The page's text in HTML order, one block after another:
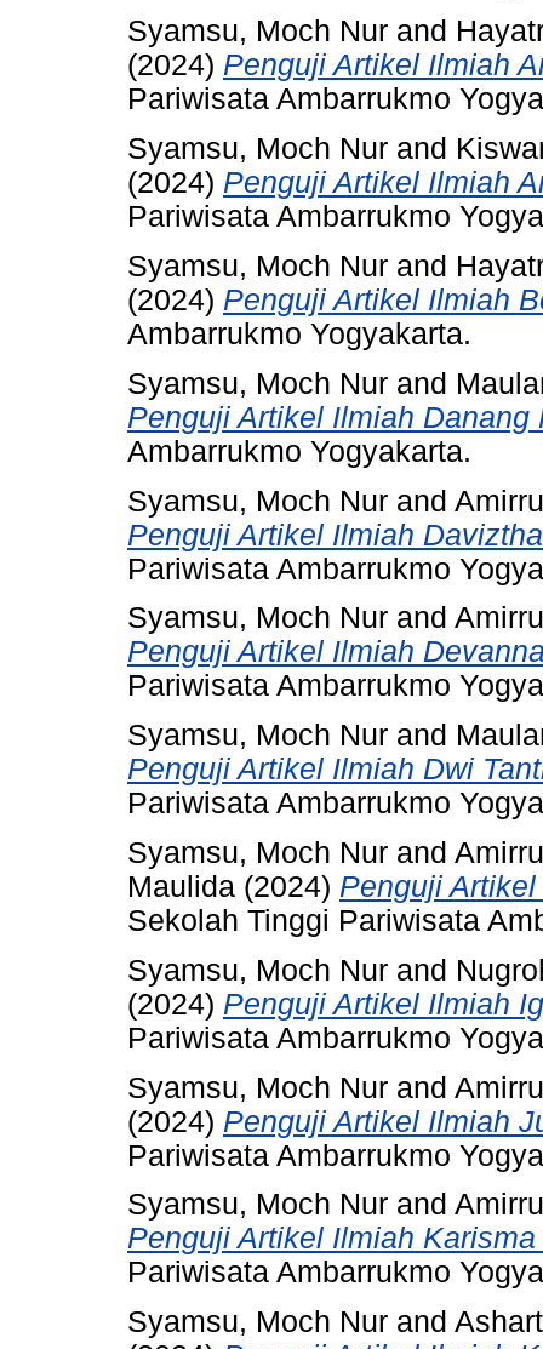
Syamsu, Moch Nur and
(2024) Penguji Artikel Ilmiah
Pariwisata Ambarrukmo
Syamsu, Moch Nur and
(2024) Penguji Artikel Ilmiah
Pariwisata Ambarrukmo
Syamsu, Moch Nur and
(2024) Penguji Artikel Ilmiah
Ambarrukmo Yogyakarta.
Syamsu, Moch Nur and
Penguji Artikel Ilmiah Danang
Ambarrukmo Yogyakarta.
Syamsu, Moch Nur and
Penguji Artikel Ilmiah
Pariwisata Ambarrukmo
Syamsu, Moch Nur and
Penguji Artikel Ilmiah
Pariwisata Ambarrukmo
Syamsu, Moch Nur and
Penguji Artikel Ilmiah Dwi
Pariwisata Ambarrukmo
Syamsu, Moch Nur and
Maulida (2024) Penguji
Sekolah Tinggi Pariwisata
Syamsu, Moch Nur and
(2024) Penguji Artikel Ilmiah
Pariwisata Ambarrukmo
Syamsu, Moch Nur and
(2024) Penguji Artikel Ilmiah
Pariwisata Ambarrukmo
Syamsu, Moch Nur and
Penguji Artikel Ilmiah
Pariwisata Ambarrukmo
Syamsu, Moch Nur and